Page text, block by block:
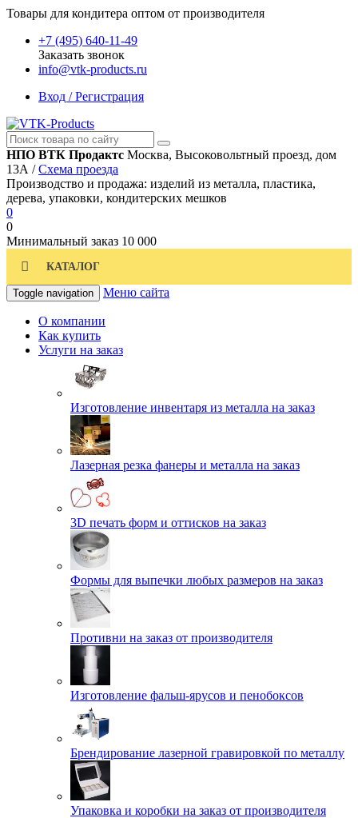
Товары для кондитера оптом от производителя
+7 (495) 640-11-49
Заказать звонок
info@vtk-products.ru
Вход / Регистрация
НПО ВТК Продактс Москва, Высоковольтный проезд, дом
13А /Схема проезда
Производство и продажа: изделий из металла, пластика,
дерева, упаковки, кондитерских мешков
0
0
Минимальный заказ 10 000
КАТАЛОГ
Toggle navigation Меню сайта
О компании
Как купить
Услуги на заказ
Изготовление инвентаря из металла на заказ
Лазерная резка фанеры и металла на заказ
3D печать форм и оттисков на заказ
Формы для выпечки любых размеров на заказ
Противни на заказ от производителя
Изготовление фальш-ярусов и пенобоксов
Брендирование лазерной гравировкой по металлу
Упаковка и коробки на заказ от производителя